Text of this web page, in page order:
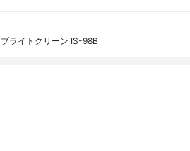
ライトクリーン IS-98B